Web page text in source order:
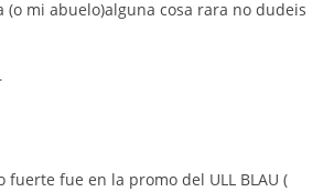
mi abuelo)alguna cosa rara no dudeis
fue en la promo del ULL BLAU (